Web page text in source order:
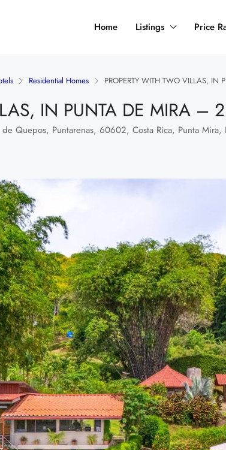
Home Listings Price
Residential Homes PROPERTY WITH TWO VILLAS, IN
IN PUNTA DE MIRA –
Quepos, Puntarenas, 60602, Costa Rica, Punta Mira,